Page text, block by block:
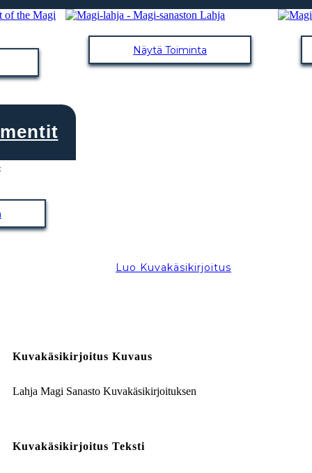
Näytä Toiminta
Luo Kuvakäsikirjoitus
Kuvakäsikirjoitus Kuvaus
Lahja Magi Sanasto Kuvakäsikirjoituksen
Kuvakäsikirjoitus Teksti